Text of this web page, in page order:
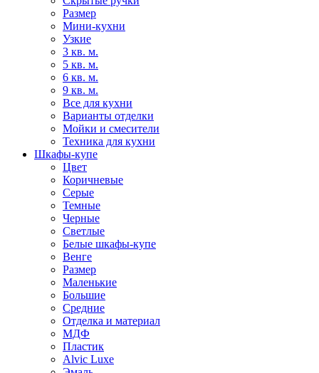
Размер
Мини-кухни
Узкие
3 кв. м.
5 кв. м.
6 кв. м.
9 кв. м.
Все для кухни
Варианты отделки
Мойки и смесители
Техника для кухни
Шкафы-купе
Цвет
Коричневые
Серые
Темные
Черные
Светлые
Белые шкафы-купе
Венге
Размер
Маленькие
Большие
Средние
Отделка и материал
МДФ
Пластик
Alvic Luxe